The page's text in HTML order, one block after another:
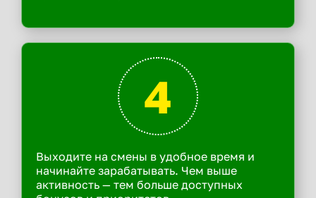
4
Выходите на смены в удобное время и
начинайте зарабатывать. Чем выше
активность — тем больше доступных